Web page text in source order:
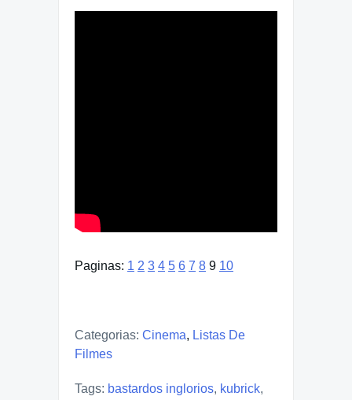
Paginas: 1 2 3 4 5 6 7 8 9 10
Categorias: Cinema, Listas De
Filmes
Tags: bastardos inglorios, kubrick,